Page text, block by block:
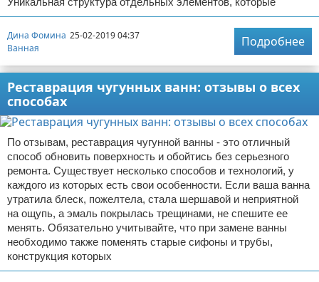
Дина Фомина 25-02-2019 04:37
Ванная
Подробнее
Реставрация чугунных ванн: отзывы о всех
способах
По отзывам, реставрация чугунной ванны - это отличный
способ обновить поверхность и обойтись без серьезного
ремонта. Существует несколько способов и технологий, у
каждого из которых есть свои особенности. Если ваша ванна
утратила блеск, пожелтела, стала шершавой и неприятной
на ощупь, а эмаль покрылась трещинами, не спешите ее
менять. Обязательно учитывайте, что при замене ванны
необходимо также поменять старые сифоны и трубы,
конструкция которых